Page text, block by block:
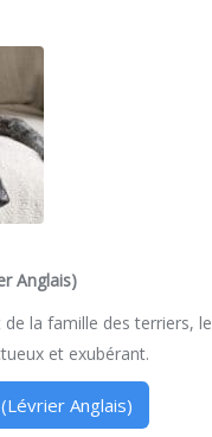
Anglais)
de la famille des terriers,
et exubérant.
Anglais)